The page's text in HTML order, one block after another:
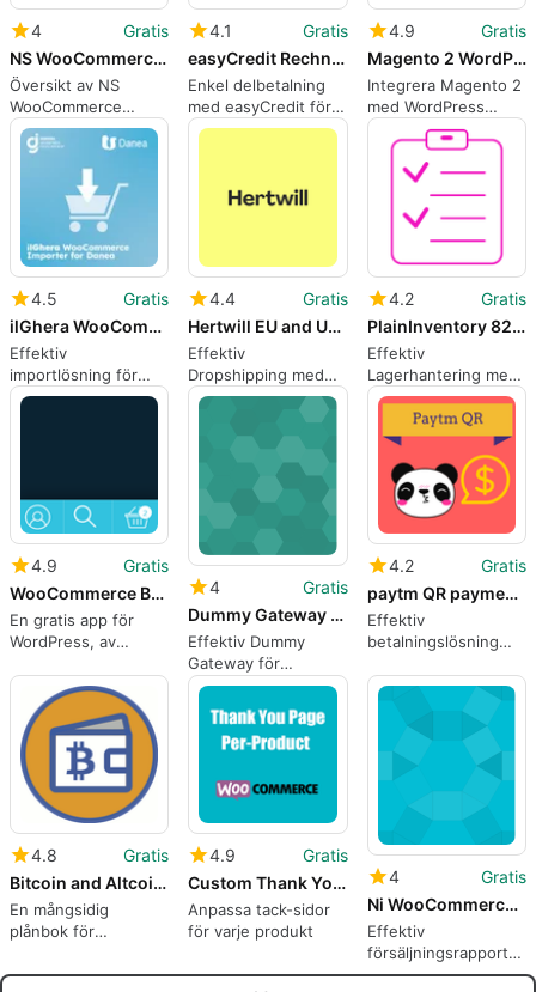
4
Gratis
NS WooCommerce Catalog
Översikt av NS
WooCommerce
Catalog Plugin
4.1
Gratis
easyCredit Rechnung amp Ratenkauf for wooCommerce
Enkel delbetalning
med easyCredit för
WooCommerce
4.9
Gratis
Magento 2 WordPress Integration
Integrera Magento 2
med WordPress
enkelt
4.5
Gratis
ilGhera WooCommerce Importer for Danea
Effektiv
importlösning för
WooCommerce med
4.4
Gratis
Hertwill EU and US Dropshipping
Effektiv
Dropshipping med
Hertwill-plugin
4.2
Gratis
PlainInventory 8211 Inventory Management Plugin
Effektiv
Lagerhantering med
PlainInventory
4.9
Gratis
WooCommerce Bottom Bar for Mobile
En gratis app för
WordPress, av
4
Gratis
Dummy Gateway for WooCommerce
Effektiv Dummy
Gateway för
WooCommerce
4.2
Gratis
paytm QR payment gateway
Effektiv
betalningslösning
4.8
Gratis
Bitcoin and Altcoin Wallets
En mångsidig
plånbok för
4.9
Gratis
Custom Thank You Page Per Product for WC
Anpassa tack-sidor
för varje produkt
4
Gratis
Ni WooCommerce Sales Report By User Role
Effektiv
för WooCommerce